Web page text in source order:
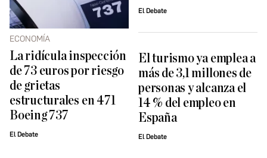
ECONOMÍA
La ridícula inspección
de 73 euros por riesgo
de grietas
estructurales en 471
Boeing 737
El Debate
El Debate
El turismo ya emplea a
más de 3,1 millones de
personas y alcanza el
14 % del empleo en
España
El Debate